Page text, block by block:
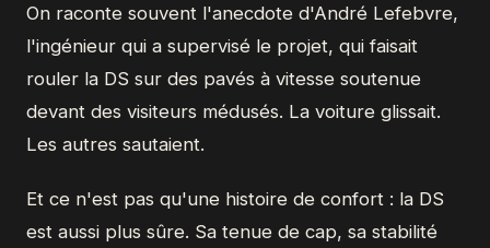
On raconte souvent l'anecdote d'André Lefebvre,
l'ingénieur qui a supervisé le projet, qui faisait
rouler la DS sur des pavés à vitesse soutenue
devant des visiteurs médusés. La voiture glissait.
Les autres sautaient.
Et ce n'est pas qu'une histoire de confort : la DS
est aussi plus sûre. Sa tenue de cap, sa stabilité